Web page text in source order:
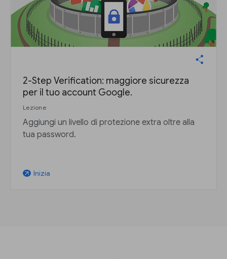
2-Step Verification: maggiore sicurezza
per il tuo account Google.
Lezione
Aggiungi un livello di protezione extra oltre alla
tua password.
arrow_outward Inizia